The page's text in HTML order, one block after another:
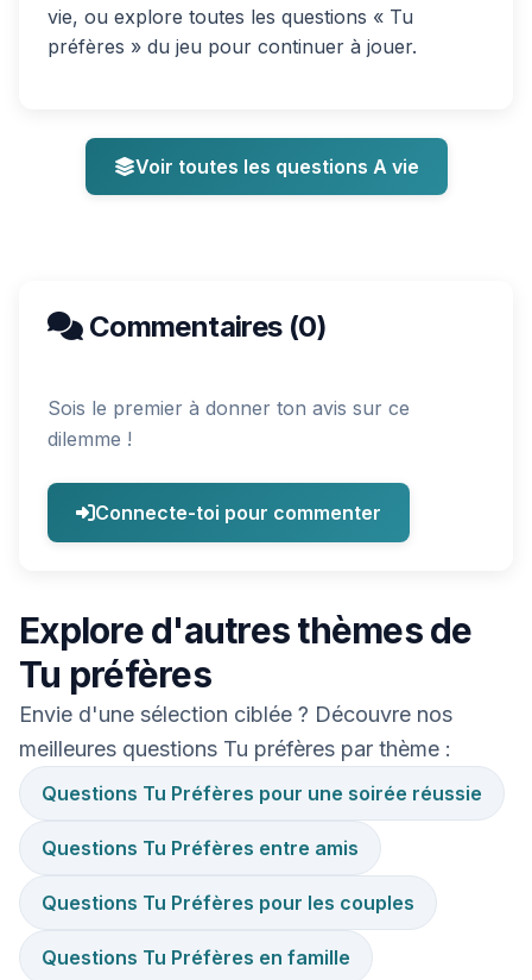
vie, ou explore toutes les questions « Tu
préfères » du jeu pour continuer à jouer.
Voir toutes les questions A vie
Commentaires (0)
Sois le premier à donner ton avis sur ce
dilemme !
Connecte-toi pour commenter
Explore d'autres thèmes de
Tu préfères
Envie d'une sélection ciblée ? Découvre nos
meilleures questions Tu préfères par thème :
Questions Tu Préfères pour une soirée réussie
Questions Tu Préfères entre amis
Questions Tu Préfères pour les couples
Questions Tu Préfères en famille